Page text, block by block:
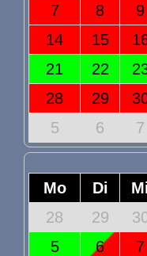
7
8 9
14
15
21
22
28
29
5
6 7
Mo Di
28
29
5
6 7